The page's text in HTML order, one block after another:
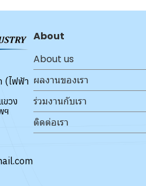
(ไฟฟ้า
วง
ฯ
About
About us
ผลงานของเรา
ร่วมงานกับเรา
ติดต่อเรา